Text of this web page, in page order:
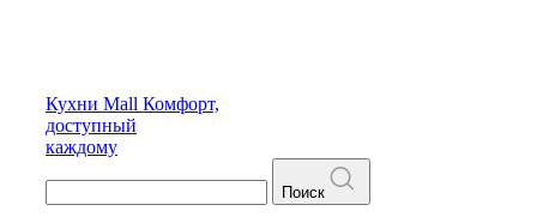
Кухни Mall Комфорт,
доступный
каждому
Поиск